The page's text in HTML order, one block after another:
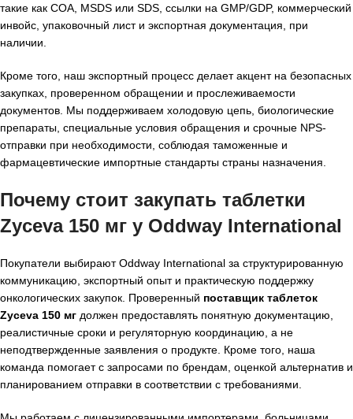
такие как COA, MSDS или SDS, ссылки на GMP/GDP, коммерческий
инвойс, упаковочный лист и экспортная документация, при
наличии.
Кроме того, наш экспортный процесс делает акцент на безопасных
закупках, проверенном обращении и прослеживаемости
документов. Мы поддерживаем холодовую цепь, биологические
препараты, специальные условия обращения и срочные NPS-
отправки при необходимости, соблюдая таможенные и
фармацевтические импортные стандарты страны назначения.
Почему стоит закупать таблетки
Zyceva 150 мг у Oddway International
Покупатели выбирают Oddway International за структурированную
коммуникацию, экспортный опыт и практическую поддержку
онкологических закупок. Проверенный поставщик таблеток
Zyceva 150 мг должен предоставлять понятную документацию,
реалистичные сроки и регуляторную координацию, а не
неподтвержденные заявления о продукте. Кроме того, наша
команда помогает с запросами по брендам, оценкой альтернатив и
планированием отправки в соответствии с требованиями.